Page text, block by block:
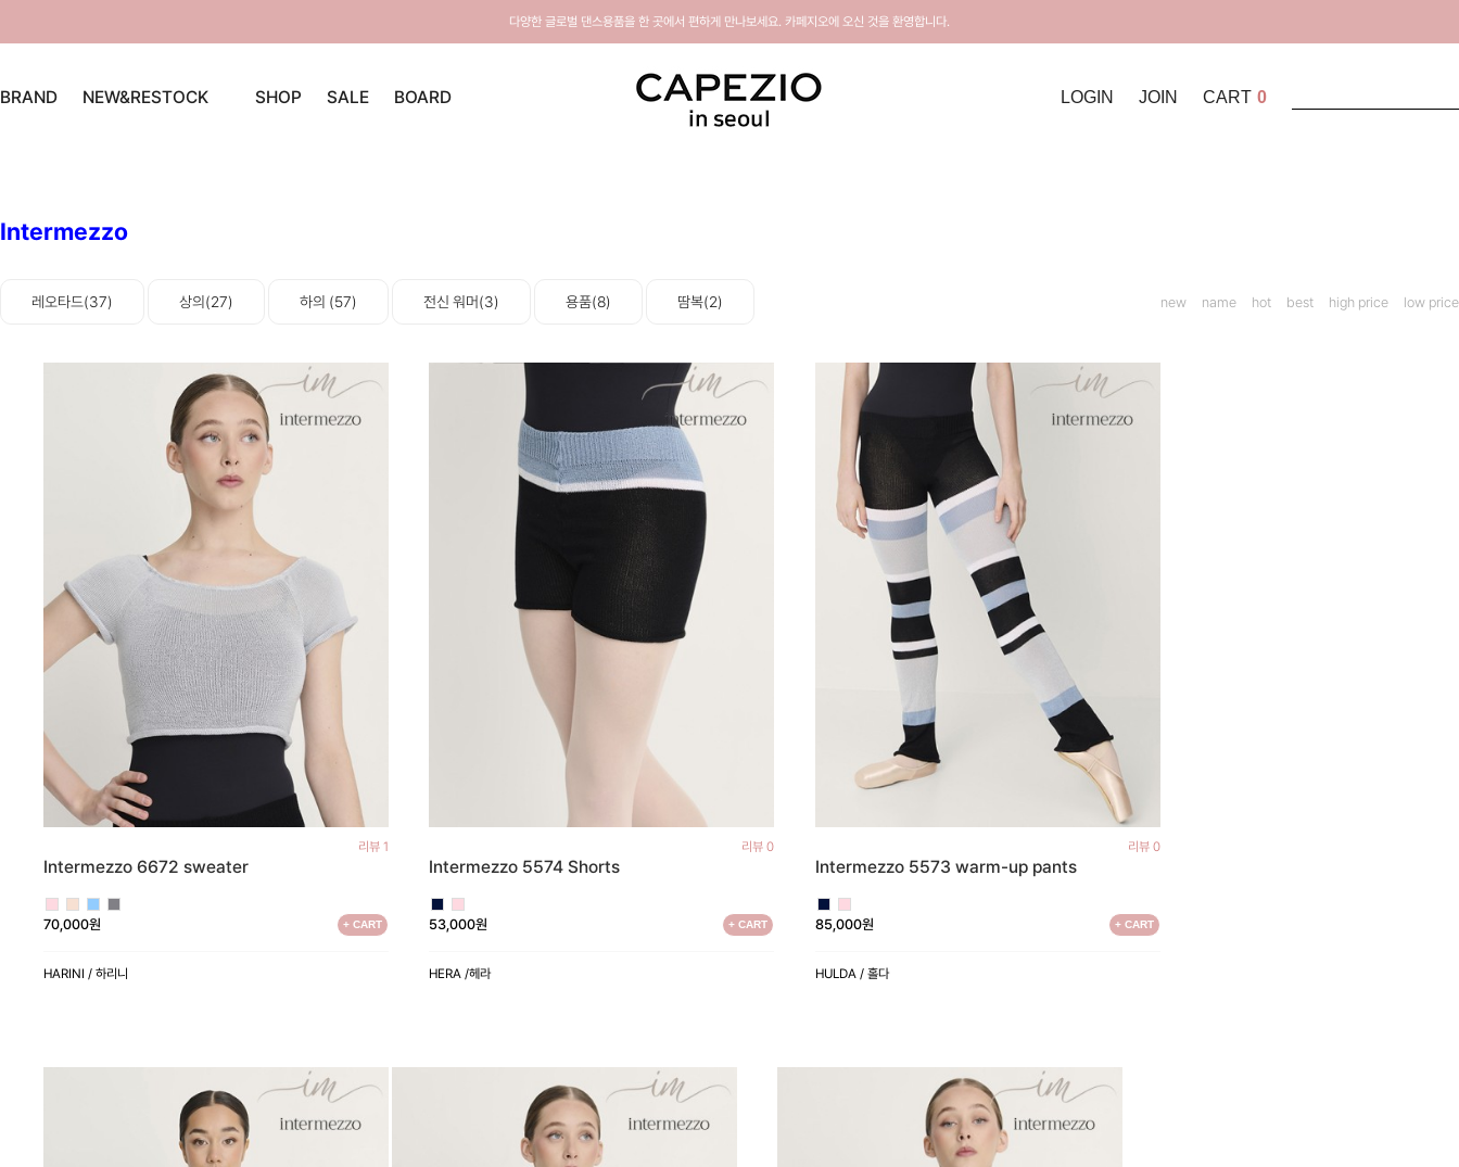
다양한 글로벌 댄스용품을 한 곳에서 편하게 만나보세요. 카페지오에 오신 것을 환영합니다.
BRAND NEW&RESTOCK SHOP SALE BOARD LOGIN JOIN CART 0
Intermezzo
레오타드(37) 상의(27) 하의 (57) 전신 워머(3) 용품(8) 땀복(2) new name hot best high price low price
리뷰 1
Intermezzo 6672 sweater
70,000원 + CART
HARINI / 하리니
리뷰 0
Intermezzo 5574 Shorts
53,000원 + CART
HERA /헤라
리뷰 0
Intermezzo 5573 warm-up pants
85,000원 + CART
HULDA / 홀다